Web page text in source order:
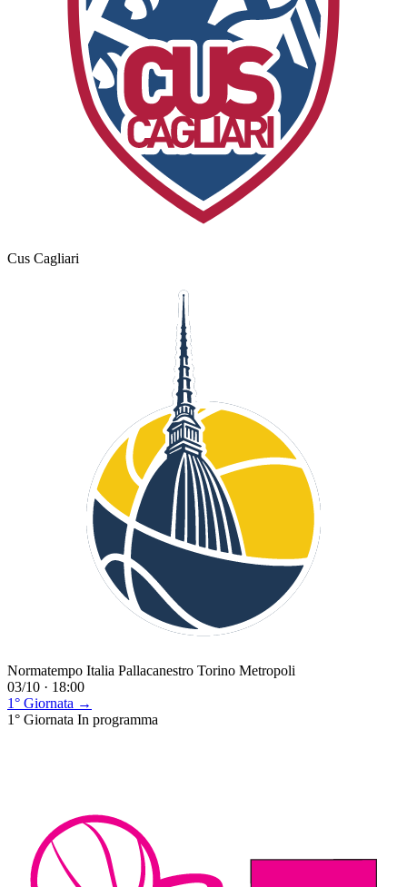
Cus Cagliari
Normatempo Italia Pallacanestro Torino Metropoli
03/10 · 18:00
1° Giornata →
1° Giornata In programma